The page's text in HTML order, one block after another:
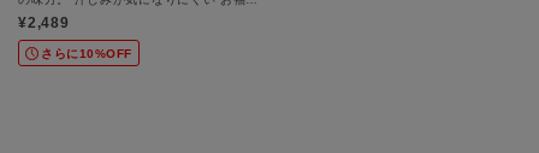
ースフレアTシャツ
¥2,489
さらに10%OFF